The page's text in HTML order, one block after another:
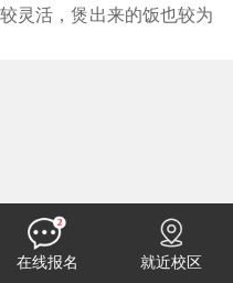
灵活，煲出来的饭也较为
在线报名 就近校区